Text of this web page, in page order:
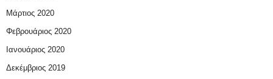
Μάρτιος 2020
Φεβρουάριος 2020
Ιανουάριος 2020
Δεκέμβριος 2019